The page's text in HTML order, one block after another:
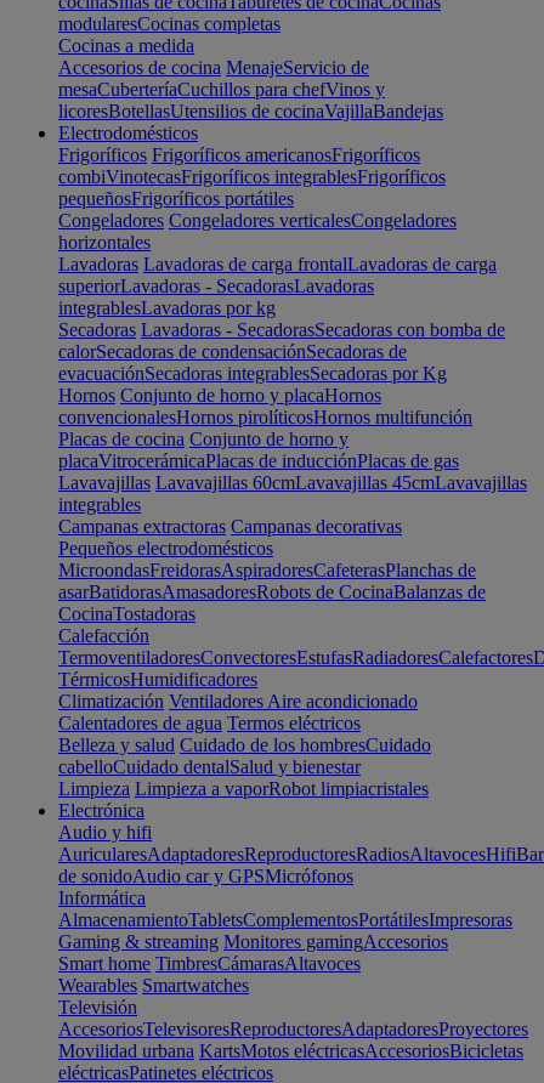
modularesCocinas completas
Cocinas a medida
Accesorios de cocina MenajeServicio de
mesaCuberteríaCuchillos para chefVinos y
licoresBotellasUtensilios de cocinaVajillaBandejas
Electrodomésticos
Frigoríficos Frigoríficos americanosFrigoríficos
combiVinotecasFrigoríficos integrablesFrigoríficos
pequeñosFrigoríficos portátiles
Congeladores Congeladores verticalesCongeladores
horizontales
Lavadoras Lavadoras de carga frontalLavadoras de carga
superiorLavadoras - SecadorasLavadoras
integrablesLavadoras por kg
Secadoras Lavadoras - SecadorasSecadoras con bomba de
calorSecadoras de condensaciónSecadoras de
evacuaciónSecadoras integrablesSecadoras por Kg
Hornos Conjunto de horno y placaHornos
convencionalesHornos pirolíticosHornos multifunción
Placas de cocina Conjunto de horno y
placaVitrocerámicaPlacas de inducciónPlacas de gas
Lavavajillas Lavavajillas 60cmLavavajillas 45cmLavavajillas
integrables
Campanas extractoras Campanas decorativas
Pequeños electrodomésticos
MicroondasFreidorasAspiradoresCafeterasPlanchas de
asarBatidorasAmasadoresRobots de CocinaBalanzas de
CocinaTostadoras
Calefacción
TermoventiladoresConvectoresEstufasRadiadoresCalefactores
TérmicosHumidificadores
Climatización Ventiladores Aire acondicionado
Calentadores de agua Termos eléctricos
Belleza y salud Cuidado de los hombresCuidado
cabelloCuidado dentalSalud y bienestar
Limpieza Limpieza a vaporRobot limpiacristales
Electrónica
Audio y hifi
AuricularesAdaptadoresReproductoresRadiosAltavocesHifi
de sonidoAudio car y GPSMicrófonos
Informática
AlmacenamientoTabletsComplementosPortátilesImpresoras
Gaming & streaming Monitores gamingAccesorios
Smart home TimbresCámarasAltavoces
Wearables Smartwatches
Televisión
AccesoriosTelevisoresReproductoresAdaptadoresProyectores
Movilidad urbana KartsMotos eléctricasAccesoriosBicicletas
eléctricasPatinetes eléctricos